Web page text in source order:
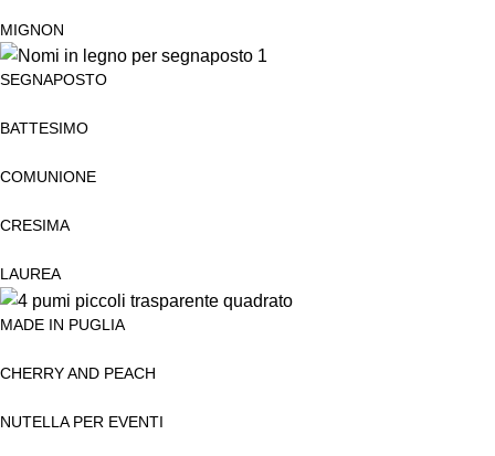
MIGNON
SEGNAPOSTO
BATTESIMO
COMUNIONE
CRESIMA
LAUREA
MADE IN PUGLIA
CHERRY AND PEACH
NUTELLA PER EVENTI